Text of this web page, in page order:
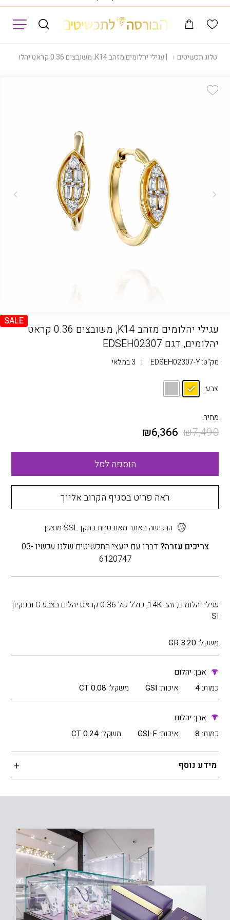
קטלוג תכשיטים |עגילי יהלומים מזהב K14, משובצים 0.36 קראט יהלומים, דגם EDSEH02307
SALE
עגילי יהלומים מזהב K14, משובצים 0.36 קראט
יהלומים, דגם EDSEH02307
מק"ט:EDSEH02307-Y
| 3 במלאי
צבע:
מחיר:
₪7,490
₪6,366
הוספה לסל
ראה פריט בסניף הקרוב אלייך
הרכישה באתר מאובטחת בתקן SSL מוצפן
צריכים עזרה?
דברו עם יועצי התכשיטים שלנו עכשיו 03-
6120747
עגילי יהלומים, זהב 14K, כולל של 0.36 קראט יהלום בצבע G ובניקיון
SI
משקל: 3.20 GR
אבן:יהלום
כמות: 4 איכות: GSI משקל: 0.08 CT
אבן:יהלום
כמות: 8 איכות: GSI-F משקל:0.24 CT
מידע נוסף